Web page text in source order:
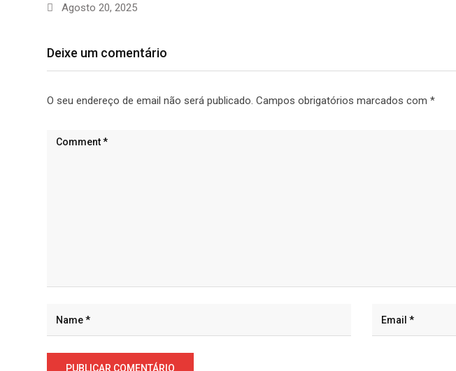
Agosto 20, 2025
Deixe um comentário
O seu endereço de email não será publicado. Campos obrigatórios marcados com *